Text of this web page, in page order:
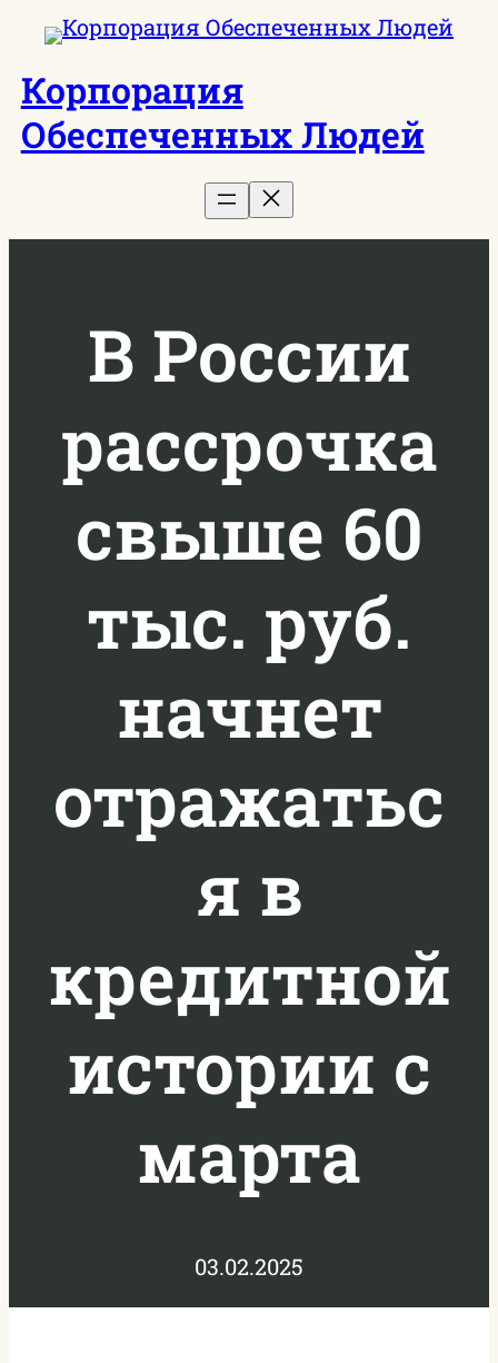
Перейти
содержимому
Корпорация
Обеспеченных Людей
В России
рассрочка
свыше 60
тыс. руб.
начнет
отражатьс
я в
кредитной
истории с
марта
03.02.2025